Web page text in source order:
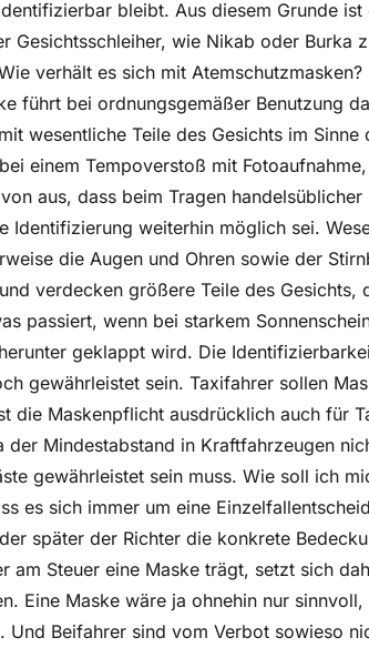
bleibt. Aus diesem Grunde
Gesichtsschleiher, wie Nikab oder Burka
verhält es sich mit Atemschutzmasken?
führt bei ordnungsgemäßer Benutzung
wesentliche Teile des Gesichts im
einem Tempoverstoß mit
aus, dass beim Tragen
Identifizierung weiterhin möglich sei.
die Augen und Ohren sowie der
verdecken größere Teile des Gesichts,
passiert, wenn bei starkem
geklappt wird. Die
gewährleistet sein. Taxifahrer sollen
die Maskenpflicht ausdrücklich auch für
Mindestabstand in Kraftfahrzeugen
gewährleistet sein muss. Wie soll ich
es sich immer um eine
später der Richter die konkrete
am Steuer eine Maske trägt, setzt sich
Eine Maske wäre ja ohnehin nur
Und Beifahrer sind vom Verbot sowieso